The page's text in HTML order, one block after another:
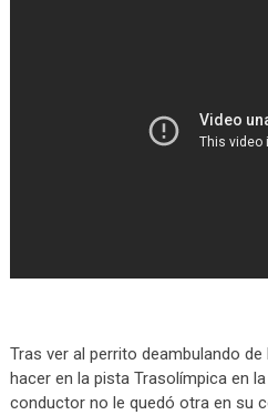
Tras ver al perrito deambulando
hacer en la pista Trasolímpica en
conductor no le quedó otra en su